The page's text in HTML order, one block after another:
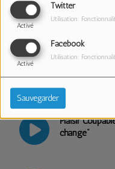
Twitter
Activé
Utilisation:
Facebook
Activé
Utilisation:
Sauvegarder
RPL Story -
matin"
Plaisir
changé"